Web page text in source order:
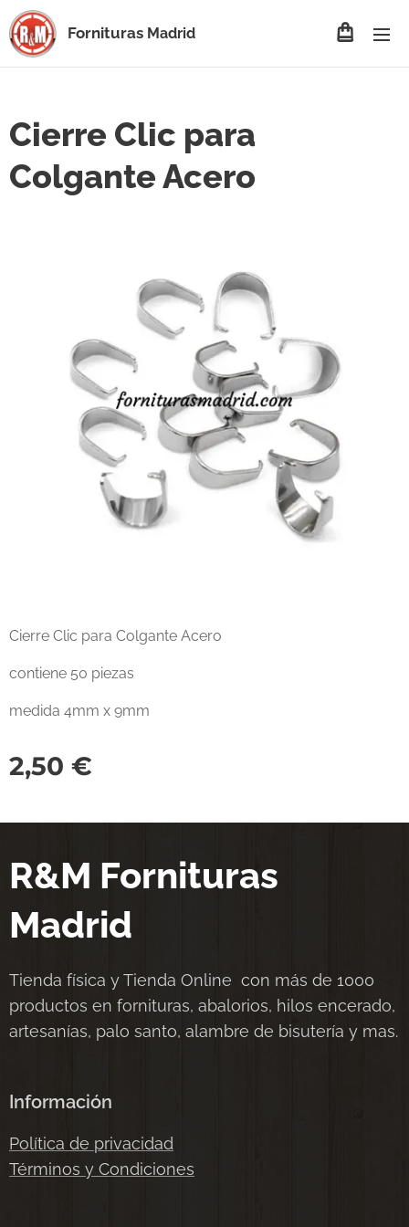
Fornituras Madrid
Cierre Clic para
Colgante Acero
Cierre Clic para Colgante Acero
contiene 50 piezas
medida 4mm x 9mm
2,50 €
R&M Fornituras
Madrid
Tienda física y Tienda Online con más de 1000
productos en fornituras, abalorios, hilos encerado,
artesanías, palo santo, alambre de bisutería y mas.
Información
Política de privacidad
Términos y Condiciones